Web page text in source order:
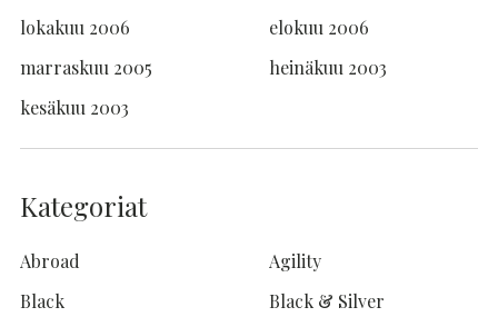
lokakuu 2006
elokuu 2006
marraskuu 2005
heinäkuu 2003
kesäkuu 2003
Kategoriat
Abroad
Agility
Black
Black & Silver